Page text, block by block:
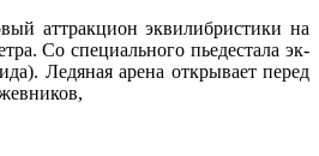
аттрак­цион эквилибристики на
Со специального пьедестала эк­
Ледяная арена открывает перед